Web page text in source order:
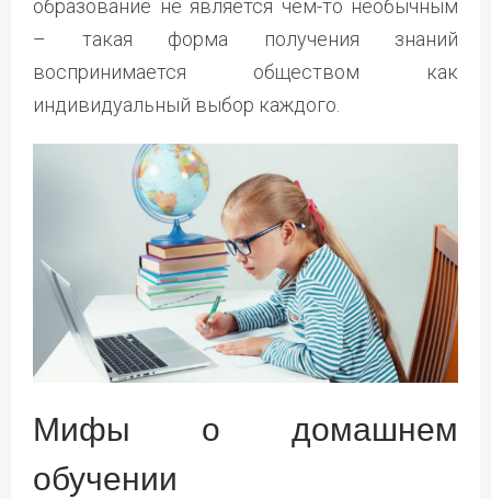
образование не является чем-то необычным
– такая форма получения знаний
воспринимается обществом как
индивидуальный выбор каждого.
Мифы о домашнем
обучении